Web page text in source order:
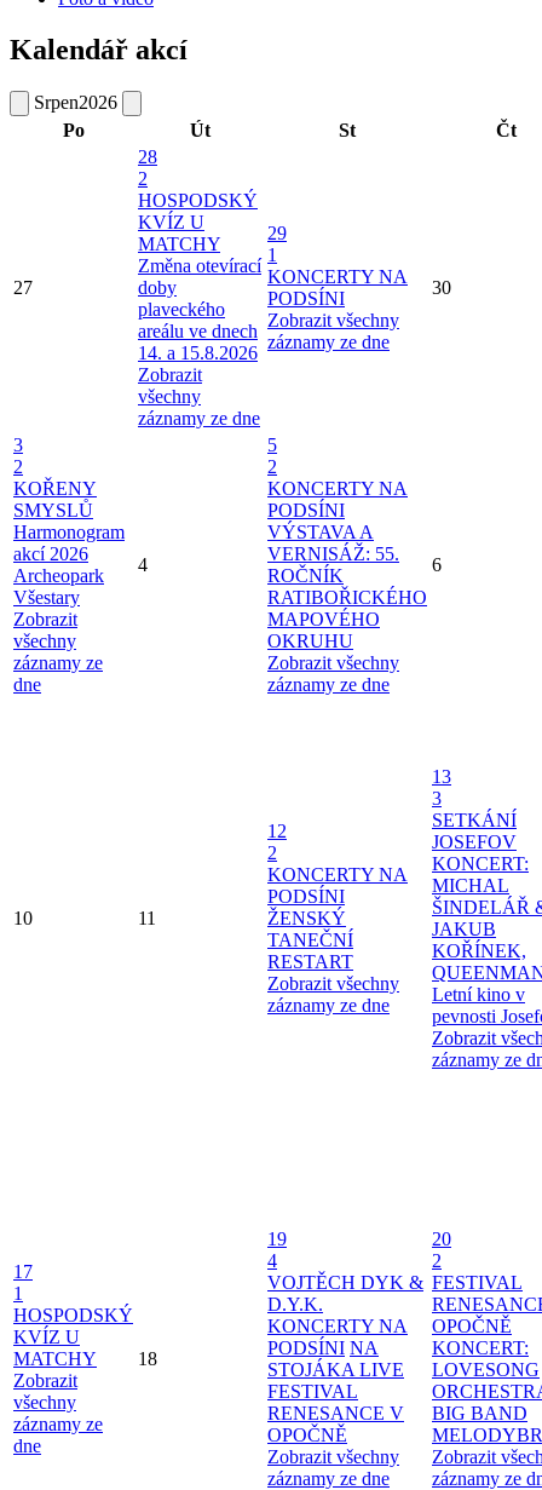
Kalendář akcí
Srpen2026
Po
Út St Čt
27
28
2
HOSPODSKÝ
KVÍZ U
MATCHY
Změna otevírací
doby
plaveckého
areálu ve dnech
14. a 15.8.2026
Zobrazit
všechny
záznamy ze dne
29
1
KONCERTY NA
PODSÍNI
Zobrazit všechny
záznamy ze dne
30
3
2
KOŘENY
SMYSLŮ
Harmonogram
akcí 2026
Archeopark
Všestary
Zobrazit
všechny
záznamy ze
dne
4
5
2
KONCERTY NA
PODSÍNI
VÝSTAVA A
VERNISÁŽ: 55.
ROČNÍK
RATIBOŘICKÉHO
MAPOVÉHO
OKRUHU
Zobrazit všechny
záznamy ze dne
6
10 11
12
2
KONCERTY NA
PODSÍNI
ŽENSKÝ
TANEČNÍ
RESTART
Zobrazit všechny
záznamy ze dne
13
3
SETKÁNÍ
JOSEFOV
KONCERT:
MICHAL
ŠINDELÁŘ
JAKUB
KOŘÍNEK,
Letní kino v
pevnosti
Zobrazit
záznamy ze
17
1
HOSPODSKÝ
KVÍZ U
MATCHY
Zobrazit
všechny
záznamy ze
dne
18
19
4
VOJTĚCH DYK &
D.Y.K.
KONCERTY NA
PODSÍNI NA
STOJÁKA LIVE
FESTIVAL
RENESANCE V
OPOČNĚ
Zobrazit všechny
záznamy ze dne
20
2
FESTIVAL
OPOČNĚ
KONCERT:
LOVESONG
BIG BAND
Zobrazit
záznamy ze